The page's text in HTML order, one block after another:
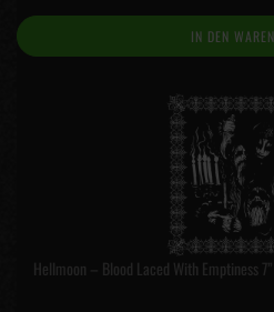
IN DEN
Hellmoon – Blood Laced With Emptiness 7”